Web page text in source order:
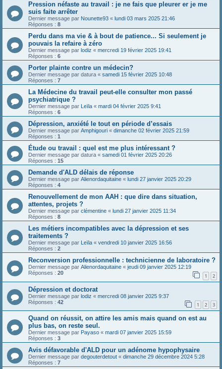
Pression néfaste au travail : je ne fais que pleurer er je me
suis faite arrêter
Dernier message par Nounette93 « lundi 03 mars 2025 21:46
Réponses : 8
Perdu dans ma vie & à bout de patience... Si seulement je
pouvais la refaire à zéro
Dernier message par lodiz « mercredi 19 février 2025 19:41
Réponses : 6
Porter plainte contre un médecin?
Dernier message par datura « samedi 15 février 2025 10:48
Réponses : 7
La Médecine du travail peut-elle consulter mon passé
psychiatrique ?
Dernier message par Leïla « mardi 04 février 2025 9:41
Réponses : 6
Dépression, anxiété le tout en période d’essais
Dernier message par Amphigouri « dimanche 02 février 2025 21:59
Réponses : 1
Étude ou travail : quel est me plus intéressant ?
Dernier message par datura « samedi 01 février 2025 20:26
Réponses : 15
Demande d'ALD délais de réponse
Dernier message par Alienordaquitaine « lundi 27 janvier 2025 20:29
Réponses : 4
Renouvellement de mon AAH : que dire dans situation,
attentes, projets ?
Dernier message par clémentine « lundi 27 janvier 2025 11:34
Réponses : 8
Les métiers incompatibles avec la dépression et ses
traitements ?
Dernier message par Leïla « vendredi 10 janvier 2025 16:56
Réponses : 2
Reconversion professionnelle : technicienne de laboratoire ?
Dernier message par Alienordaquitaine « jeudi 09 janvier 2025 12:19
Réponses : 20 1 2
Dépression et doctorat
Dernier message par lodiz « mercredi 08 janvier 2025 9:37
Réponses : 42 1 2 3
Quand on réussit, on attire les amis mais quand on est au
plus bas, on reste seul.
Dernier message par Payaso « mardi 07 janvier 2025 15:59
Réponses : 3
Avis défavorable d'ALD pour un adénome hypophysaire
Dernier message par degouterdetout « dimanche 29 décembre 2024 5:28
Réponses : 7